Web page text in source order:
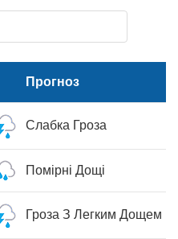
Прогноз
Слабка Гроза
Помірні Дощі
Гроза З Легким Дощем